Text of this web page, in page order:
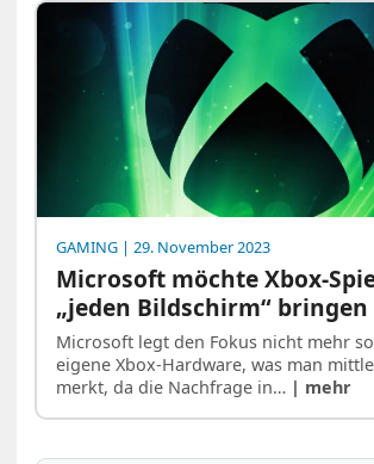
GAMING | 29. November 2023
Microsoft möchte Xbox-
„jeden Bildschirm“ bringen
Microsoft legt den Fokus nicht mehr
eigene Xbox-Hardware, was man
merkt, da die Nachfrage in… | mehr